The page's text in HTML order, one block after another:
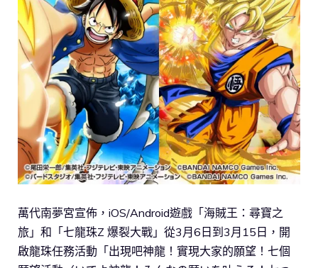
萬代南夢宮宣佈，iOS/Android遊戲「海賊王：尋寶之
旅」和「七龍珠Z 爆裂大戰」從3月6日到3月15日，開
啟龍珠任務活動「出現吧神龍！實現大家的願望！七個